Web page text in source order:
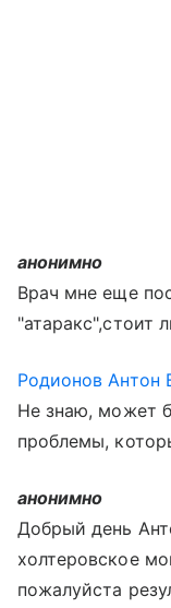
анонимно
Врач мне еще
"атаракс",стоит
Родионов Антон
Не знаю, может
проблемы,
анонимно
Добрый день
холтеровское
пожалуйста